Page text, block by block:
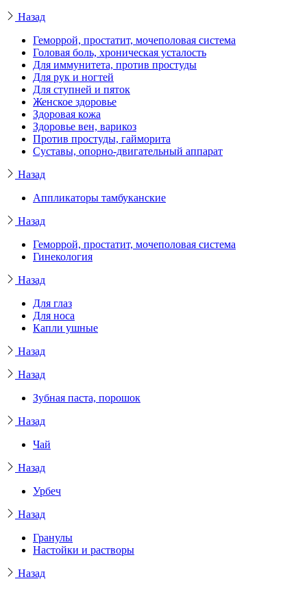
Назад
Геморрой, простатит, мочеполовая система
Головая боль, хроническая усталость
Для иммунитета, против простуды
Для рук и ногтей
Для ступней и пяток
Женское здоровье
Здоровая кожа
Здоровье вен, варикоз
Против простуды, гайморита
Суставы, опорно-двигательный аппарат
Назад
Аппликаторы тамбуканские
Назад
Геморрой, простатит, мочеполовая система
Гинекология
Назад
Для глаз
Для носа
Капли ушные
Назад
Назад
Зубная паста, порошок
Назад
Чай
Назад
Урбеч
Назад
Гранулы
Настойки и растворы
Назад